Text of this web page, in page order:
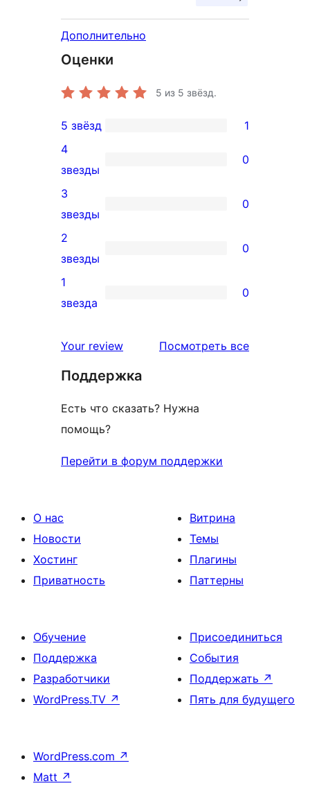
Дополнительно
Оценки
5 из 5 звёзд.
1
5-
звездный
отзыв
5 звёзд 1
0
4-
звездный
отзыв
4
звезды
0
0
3-
звездный
отзыв
3
звезды
0
0
2-
звездный
2
звезды
0
0
звездный
1
звезда
0
Your review Посмотреть всеотзывы
Поддержка
Есть что сказать? Нужна
помощь?
Перейти в форум поддержки
О нас
Новости
Хостинг
Приватность
Витрина
Темы
Плагины
Паттерны
Обучение
Поддержка
Разработчики
WordPress.TV ↗
Присоединиться
События
Поддержать ↗
Пять для будущего
WordPress.com ↗
Matt ↗